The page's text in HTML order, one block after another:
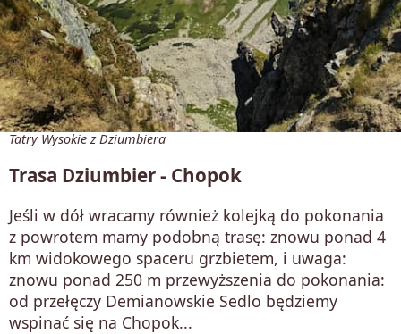
Tatry Wysokie z Dziumbiera
Trasa Dziumbier - Chopok
Jeśli w dół wracamy również kolejką do pokonania
z powrotem mamy podobną trasę: znowu ponad 4
km widokowego spaceru grzbietem, i uwaga:
znowu ponad 250 m przewyższenia do pokonania:
od przełęczy Demianowskie Sedlo będziemy
wspinać się na Chopok...